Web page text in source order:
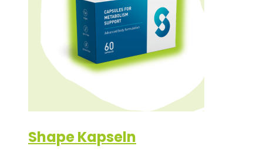
Shape Kapseln